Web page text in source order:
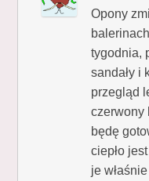
Opony
tygodnia,
sandały i
przegląd
czerwony
będę
ciepło
je